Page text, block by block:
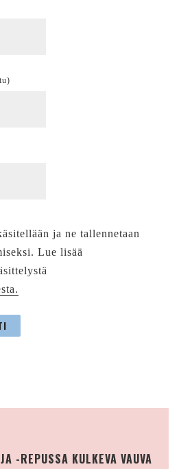
ja ne tallennetaan
Lue lisää
-REPUSSA KULKEVA VAUVA